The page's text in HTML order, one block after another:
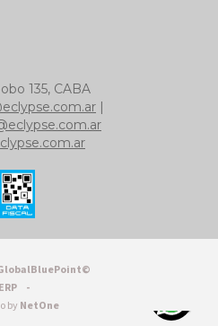
135, CABA
|
ERP -
by NetOne